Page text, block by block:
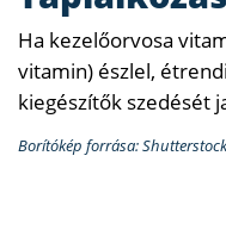
Ha kezelőorvosa
vitamin) észlel,
kiegészítők szedését
Borítókép forrása: